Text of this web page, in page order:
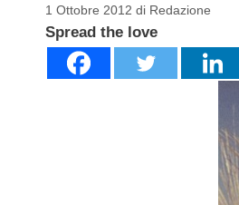
1 Ottobre 2012 di Redazione
Spread the love